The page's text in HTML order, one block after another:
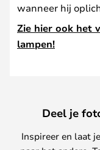
wanneer hij
Zie hier ook het
lampen!
Deel je
Inspireer en laat